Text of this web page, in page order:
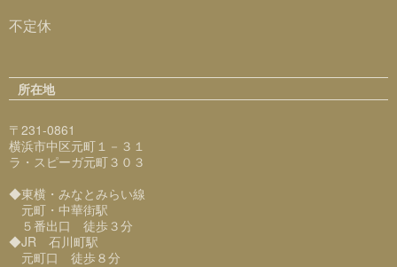
不定休
所在地
〒231-0861
横浜市中区元町１－３１
ラ・スピーガ元町３０３
◆東横・みなとみらい線
元町・中華街駅
５番出口 徒歩３分
◆JR 石川町駅
元町口 徒歩８分